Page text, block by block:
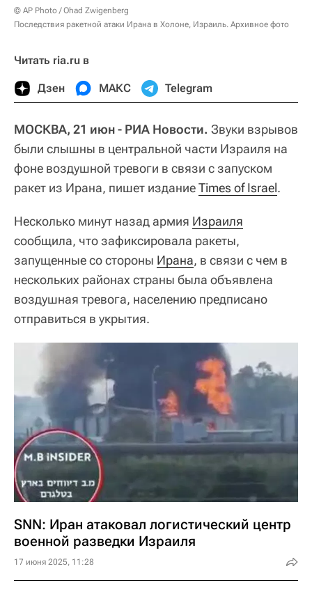
© AP Photo / Ohad Zwigenberg
Последствия ракетной атаки Ирана в Холоне, Израиль. Архивное фото
Читать ria.ru в
Дзен МАКС Telegram
МОСКВА, 21 июн - РИА Новости. Звуки взрывов
были слышны в центральной части Израиля на
фоне воздушной тревоги в связи с запуском
ракет из Ирана, пишет изданиеTimes of Israel.
Несколько минут назад армия Израиля
сообщила, что зафиксировала ракеты,
запущенные со стороны Ирана, в связи с чем в
нескольких районах страны была объявлена
воздушная тревога, населению предписано
отправиться в укрытия.
SNN: Иран атаковал логистический центр
военной разведки Израиля
17 июня 2025, 11:28